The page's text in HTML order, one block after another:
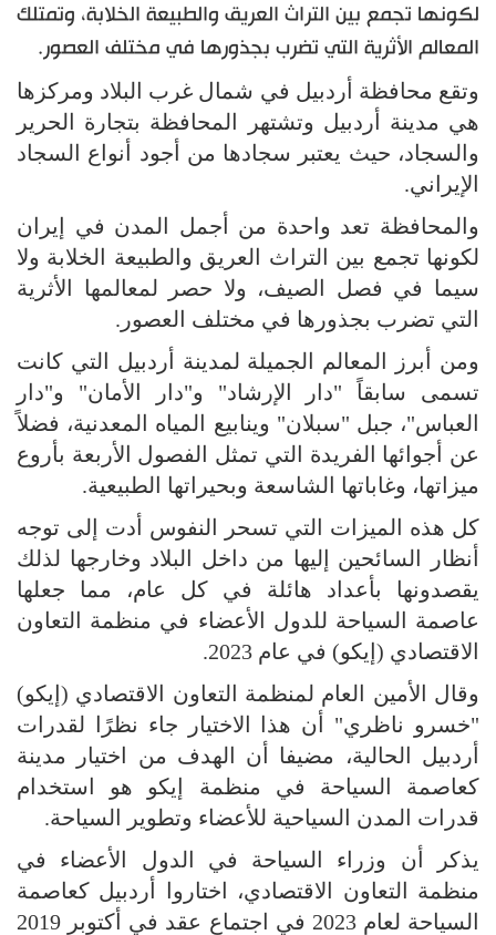
لكونها تجمع بين التراث العريق والطبيعة الخلابة، وتمتلك
المعالم الأثرية التي تضرب بجذورها في مختلف العصور.
وتقع محافظة أردبيل في شمال غرب البلاد ومركزها
هي مدينة أردبيل وتشتهر المحافظة بتجارة الحرير
والسجاد، حيث يعتبر سجادها من أجود أنواع السجاد
الإيراني.
والمحافظة تعد واحدة من أجمل المدن في إيران
لكونها تجمع بين التراث العريق والطبيعة الخلابة ولا
سيما في فصل الصيف، ولا حصر لمعالمها الأثرية
التي تضرب بجذورها في مختلف العصور.
ومن أبرز المعالم الجميلة لمدينة أردبيل التي كانت
تسمى سابقاً "دار الإرشاد" و"دار الأمان" و"دار
العباس"، جبل "سبلان" وينابيع المياه المعدنية، فضلاً
عن أجوائها الفريدة التي تمثل الفصول الأربعة بأروع
ميزاتها، وغاباتها الشاسعة وبحيراتها الطبيعية.
كل هذه الميزات التي تسحر النفوس أدت إلى توجه
أنظار السائحين إليها من داخل البلاد وخارجها لذلك
يقصدونها بأعداد هائلة في كل عام، مما جعلها
عاصمة السياحة للدول الأعضاء في منظمة التعاون
الاقتصادي (إيكو) في عام 2023.
وقال الأمين العام لمنظمة التعاون الاقتصادي (إيكو)
"خسرو ناظري" أن هذا الاختيار جاء نظرًا لقدرات
أردبيل الحالية، مضيفا أن الهدف من اختيار مدينة
كعاصمة السياحة في منظمة إيكو هو استخدام
قدرات المدن السياحية للأعضاء وتطوير السياحة.
يذكر أن وزراء السياحة في الدول الأعضاء في
منظمة التعاون الاقتصادي، اختاروا أردبيل كعاصمة
السياحة لعام 2023 في اجتماع عقد في أكتوبر 2019